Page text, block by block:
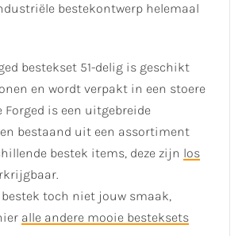
bestekontwerp helemaal
bestekset 51-delig is geschikt
en wordt verpakt in een stoere
Forged is een uitgebreide
bestaand uit een assortiment
bestek items, deze zijn los
toch niet jouw smaak,
alle andere mooie besteksets